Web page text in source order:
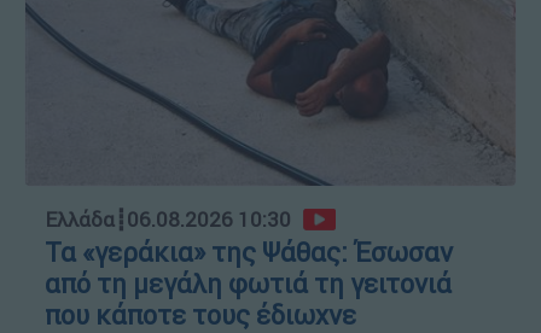
Ελλάδα┋06.08.2026 10:30
Τα «γεράκια» της Ψάθας: Έσωσαν
από τη μεγάλη φωτιά τη γειτονιά
που κάποτε τους έδιωχνε